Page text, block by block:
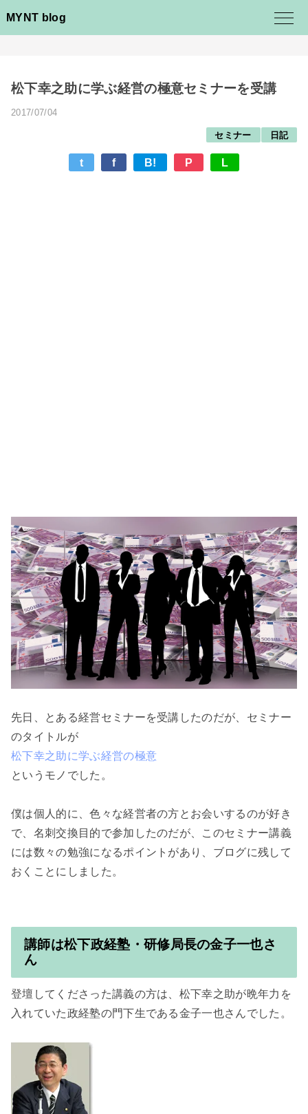
MYNT blog
松下幸之助に学ぶ経営の極意セミナーを受講
2017/07/04
セミナー 日記
t f B! P L
先日、とある経営セミナーを受講したのだが、セミナー
のタイトルが
松下幸之助に学ぶ経営の極意
というモノでした。
僕は個人的に、色々な経営者の方とお会いするのが好き
で、名刺交換目的で参加したのだが、このセミナー講義
には数々の勉強になるポイントがあり、ブログに残して
おくことにしました。
講師は松下政経塾・研修局長の金子一也さ
ん
登壇してくださった講義の方は、松下幸之助が晩年力を
入れていた政経塾の門下生である金子一也さんでした。